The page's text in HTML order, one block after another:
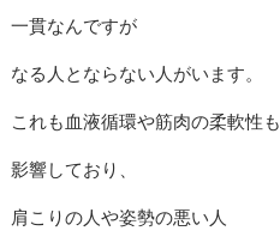
一貫なんですが
なる人とならない人がいます。
これも血液循環や筋肉の柔軟性も
影響しており、
肩こりの人や姿勢の悪い人